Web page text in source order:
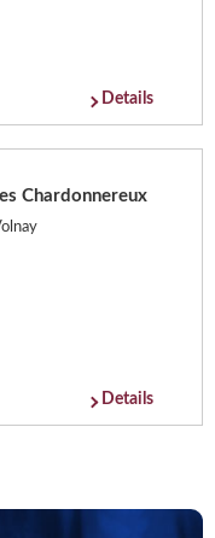
Details
Chardonnereux
Details